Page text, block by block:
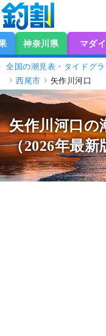
神奈川県 マダイ
全国の潮見表・タイドグ
西尾市
矢作川河口
矢作川河口の
（2026年最新